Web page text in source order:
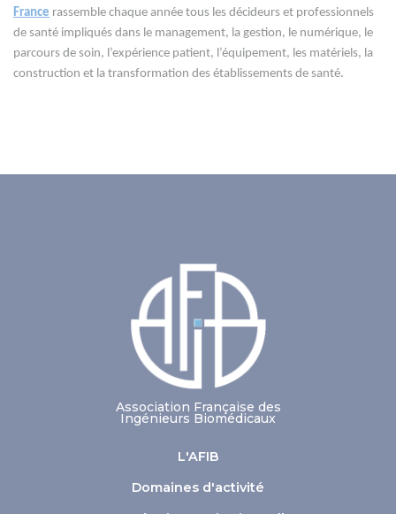
France rassemble chaque année tous les décideurs et professionnels
de santé impliqués dans le management, la gestion, le numérique, le
parcours de soin, l’expérience patient, l’équipement, les matériels, la
construction et la transformation des établissements de santé.
Association Française des
Ingénieurs Biomédicaux
L'AFIB
Domaines d'activité